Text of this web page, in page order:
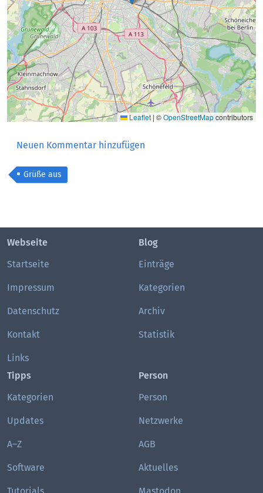
Leaflet | ©OpenStreetMapcontributors
Neuen Kommentar hinzufügen
Grüße aus
Webseite
Startseite
Impressum
Datenschutz
Kontakt
Links
Blog
Einträge
Kategorien
Archiv
Statistik
Tipps
Kategorien
Updates
A–Z
Software
Tutorials
Person
Person
Netzwerke
AGB
Aktuelles
Mastodon